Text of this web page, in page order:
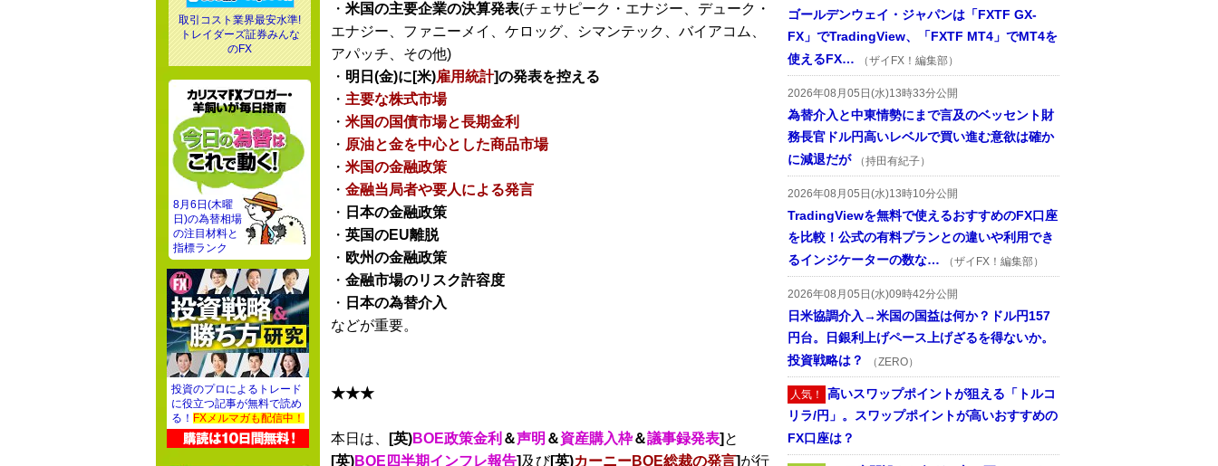
・ 米国の主要企業の決算発表(チェサピーク・エナジー、デューク・
エナジー、ファニーメイ、ケロッグ、シマンテック、バイアコム、
アパッチ、その他)
・ 明日(金)に[米)雇用統計]の発表を控える
・ 主要な株式市場
・ 米国の国債市場と長期金利
・ 原油と金を中心とした商品市場
・ 米国の金融政策
・ 金融当局者や要人による発言
・ 日本の金融政策
・ 英国のEU離脱
・ 欧州の金融政策
・ 金融市場のリスク許容度
・ 日本の為替介入
などが重要。
★★★
本日は、 [英)BOE政策金利 ＆声明 ＆資産購入枠＆議事録発表] と
[英)BOE四半期インフレ報告] 及び[英)カーニーBOE総裁の発言]が行
ゴールデンウェイ・ジャパンは「FXTF GX-
FX」でTradingView、「FXTF MT4」でMT4を
使えるFX…
（ザイFX！編集部）
2026年08月05日(水)13時33分公開
為替介入と中東情勢にまで言及のベッセント財
務長官ドル円高いレベルで買い進む意欲は確か
に減退だが
（持田有紀子）
2026年08月05日(水)13時10分公開
TradingViewを無料で使えるおすすめのFX口座
を比較！公式の有料プランとの違いや利用でき
るインジケーターの数な…
（ザイFX！編集部）
2026年08月05日(水)09時42分公開
日米協調介入→米国の国益は何か？ドル円157
円台。日銀利上げペース上げざるを得ないか。
投資戦略は？
（ZERO）
人気！ 高いスワップポイントが狙える「トルコ
リラ/円」。スワップポイントが高いおすすめの
FX口座は？
取引コスト業界最安水準!
トレイダーズ証券みんな
のFX
8月6日(木曜
日)の為替相場
の注目材料と
指標ランク
投資のプロによるトレード
に役立つ記事が無料で読め
る！ FXメルマガも配信中！